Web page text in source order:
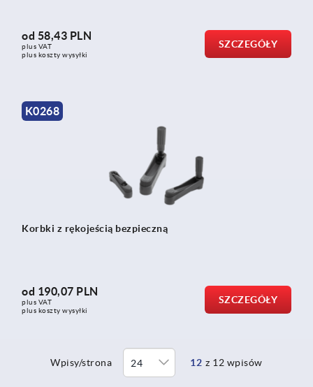
od 58,43 PLN
plus VAT
plus koszty wysyłki
SZCZEGÓŁY
K0268
Korbki z rękojeścią bezpieczną
od 190,07 PLN
plus VAT
plus koszty wysyłki
SZCZEGÓŁY
Wpisy/strona 12 z 12 wpisów